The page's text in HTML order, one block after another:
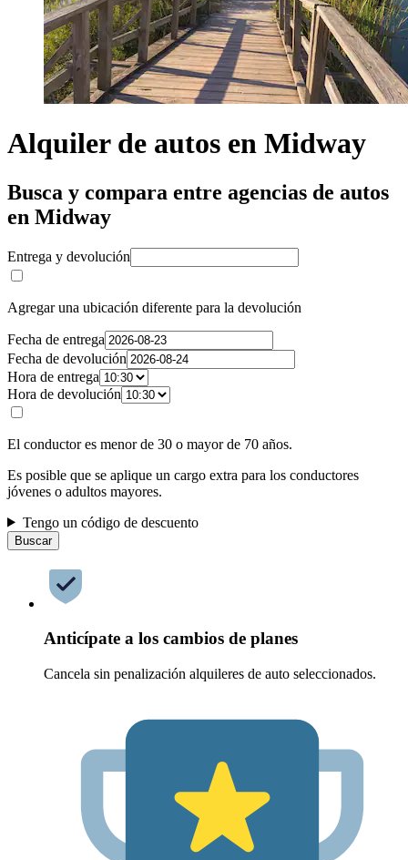
Alquiler de autos en Midway
Busca y compara entre agencias de autos
en Midway
Entrega y devolución
Agregar una ubicación diferente para la devolución
Fecha de entrega
Fecha de devolución
Hora de entrega
Hora de devolución
El conductor es menor de 30 o mayor de 70 años.
Es posible que se aplique un cargo extra para los conductores
jóvenes o adultos mayores.
Tengo un código de descuento
Buscar
Anticípate a los cambios de planes
Cancela sin penalización alquileres de auto seleccionados.